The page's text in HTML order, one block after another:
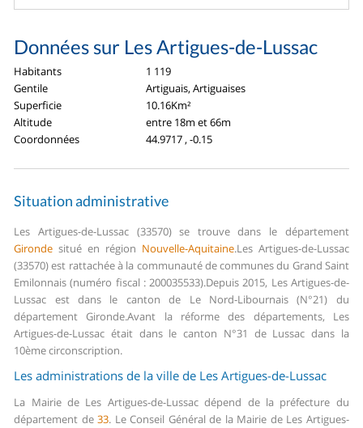
Données sur Les Artigues-de-Lussac
Habitants
1 119
Gentile
Artiguais, Artiguaises
Superficie
10.16Km²
Altitude
entre 18m et 66m
Coordonnées
44.9717 , -0.15
Situation administrative
Les Artigues-de-Lussac (33570) se trouve dans le département
Gironde situé en région Nouvelle-Aquitaine.Les Artigues-de-Lussac
(33570) est rattachée à la communauté de communes du Grand Saint
Emilonnais (numéro fiscal : 200035533).Depuis 2015, Les Artigues-de-
Lussac est dans le canton de Le Nord-Libournais (N°21) du
département Gironde.Avant la réforme des départements, Les
Artigues-de-Lussac était dans le canton N°31 de Lussac dans la
10ème circonscription.
Les administrations de la ville de Les Artigues-de-Lussac
La Mairie de Les Artigues-de-Lussac dépend de la préfecture du
département de33. Le Conseil Général de la Mairie de Les Artigues-